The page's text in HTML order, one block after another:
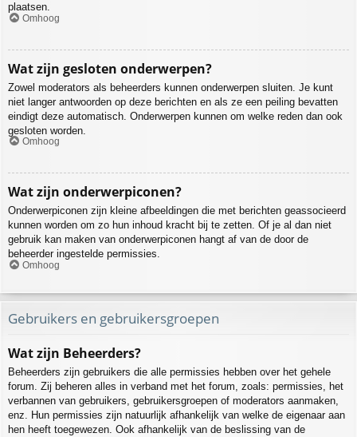
plaatsen.
Omhoog
Wat zijn gesloten onderwerpen?
Zowel moderators als beheerders kunnen onderwerpen sluiten. Je kunt
niet langer antwoorden op deze berichten en als ze een peiling bevatten
eindigt deze automatisch. Onderwerpen kunnen om welke reden dan ook
gesloten worden.
Omhoog
Wat zijn onderwerpiconen?
Onderwerpiconen zijn kleine afbeeldingen die met berichten geassocieerd
kunnen worden om zo hun inhoud kracht bij te zetten. Of je al dan niet
gebruik kan maken van onderwerpiconen hangt af van de door de
beheerder ingestelde permissies.
Omhoog
Gebruikers en gebruikersgroepen
Wat zijn Beheerders?
Beheerders zijn gebruikers die alle permissies hebben over het gehele
forum. Zij beheren alles in verband met het forum, zoals: permissies, het
verbannen van gebruikers, gebruikersgroepen of moderators aanmaken,
enz. Hun permissies zijn natuurlijk afhankelijk van welke de eigenaar aan
hen heeft toegewezen. Ook afhankelijk van de beslissing van de